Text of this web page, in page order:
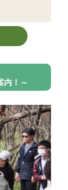
内！～